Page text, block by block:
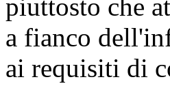
piuttosto che
a fianco
ai requisiti di